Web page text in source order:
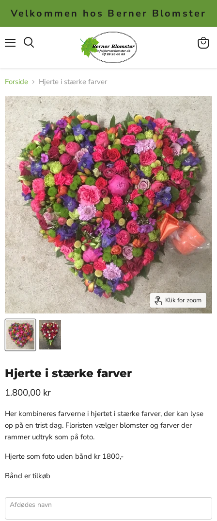
Velkommen hos Berner Blomster
Se
Forside Hjerte i stærke farver
Klik for zoom
Hjerte i stærke farver
1.800,00 kr
Her kombineres farverne i hjertet i stærke farver, der kan lyse
op på en trist dag. Floristen vælger blomster og farver der
rammer udtryk som på foto.
Hjerte som foto uden bånd kr 1800,-
Bånd er tilkøb
Afdødes navn